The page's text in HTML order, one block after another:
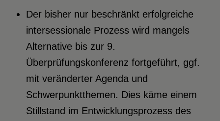
Der bisher nur beschränkt erfolgreiche
intersessionale Prozess wird mangels
Alternative bis zur 9.
Überprüfungskonferenz fortgeführt, ggf.
mit veränderter Agenda und
Schwerpunktthemen. Dies käme einem
Stillstand im Entwicklungsprozess des